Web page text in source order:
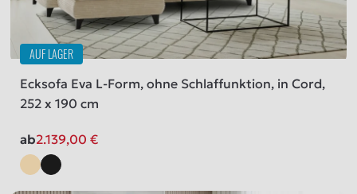
AUF LAGER
Ecksofa Eva L-Form, ohne Schlaffunktion, in Cord,
252 x 190 cm
ab2.139,00€